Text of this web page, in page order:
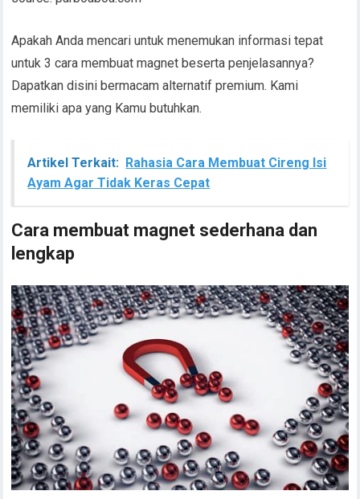
Apakah Anda mencari untuk menemukan informasi tepat
untuk 3 cara membuat magnet beserta penjelasannya?
Dapatkan disini bermacam alternatif premium. Kami
memiliki apa yang Kamu butuhkan.
Artikel Terkait: Rahasia Cara Membuat Cireng Isi
Ayam Agar Tidak Keras Cepat
Cara membuat magnet sederhana dan
lengkap